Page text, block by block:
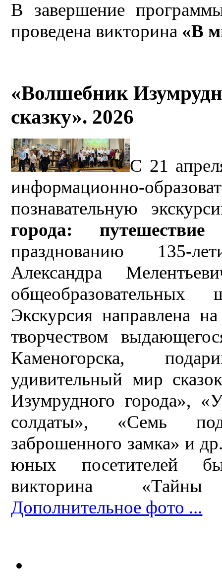
В завершение
проведена викторина «В
«Волшебник
сказку». 2026
С 21
информационно-
познавательную
города:
празднованию 135-
Александра
Экскурсия направлена
творчеством
Каменогорска,
удивительный мир
Изумрудного города»,
солдаты», «Семь
заброшенного замка» и
юных посетителей
викторина
Дополнительное фото ...